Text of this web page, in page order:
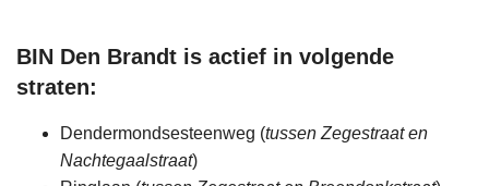
BIN Den Brandt is actief in volgende
straten:
Dendermondsesteenweg (tussen Zegestraat en
Nachtegaalstraat)